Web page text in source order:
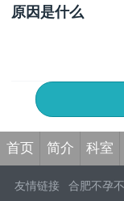
原因是什么
首页 简介 科室
友情链接 合肥不孕